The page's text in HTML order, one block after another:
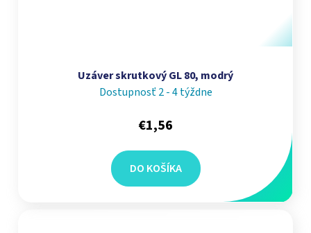
Uzáver skrutkový GL 80, modrý
Dostupnosť 2 - 4 týždne
€1,56
DO KOŠÍKA